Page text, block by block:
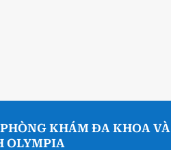
KHÁM ĐA KHOA VÀ
OLYMPIA